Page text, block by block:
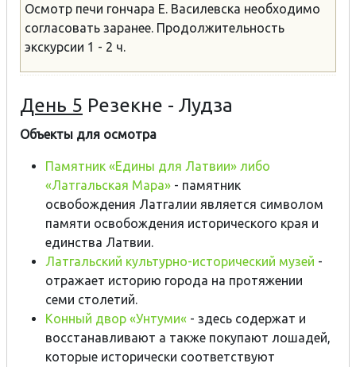
Осмотр печи гончара E. Василевска необходимо
согласовать заранее. Продолжительность
экскурсии 1 - 2 ч.
День 5 Резекне - Лудза
Объекты для осмотра
Памятник «Едины для Латвии» либо
«Латгальская Мара» - памятник
освобождения Латгалии является символом
памяти освобождения исторического края и
единства Латвии.
Латгальский культурно-исторический музей -
отражает историю города на протяжении
семи столетий.
Конный двор «Унтуми« - здесь содержат и
восстанавливают а также покупают лошадей,
которые исторически соответствуют